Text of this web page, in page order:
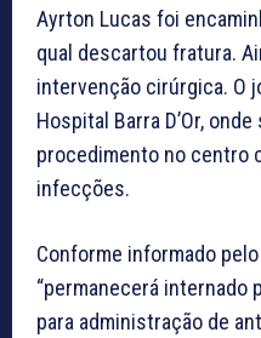
Ayrton Lucas foi
qual descartou fratura.
intervenção cirúrgica. O
Hospital Barra D’Or,
procedimento no centro
infecções.
Conforme informado
“permanecerá internado
para administração de